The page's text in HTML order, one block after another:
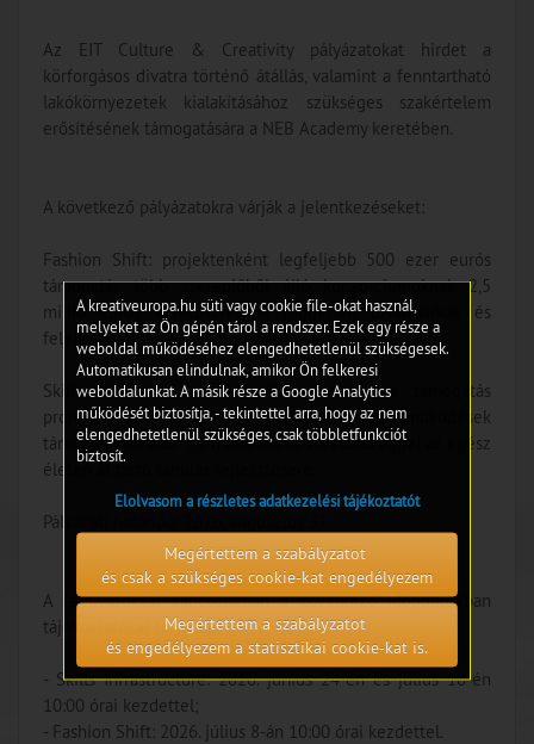
Az EIT Culture & Creativity pályázatokat hirdet a
körforgásos divatra történő átállás, valamint a fenntartható
lakókörnyezetek kialakításához szükséges szakértelem
erősítésének támogatására a NEB Academy keretében.
A következő pályázatokra várják a jelentkezéseket:
Fashion Shift: projektenként legfeljebb 500 ezer eurós
támogatás több szereplőből álló konzorciumoknak 2,5
millió eurós keretösszeggel független divatmárkák és
felelősségteljes üzleti modellek fejlesztésére;
Skills Infrastructure: akár 600 ezer eurós támogatás
projektenként régiókon átívelő együttműködések
támogatására akár 3,5 millió eurós keretösszeggel az egész
életen át tartó tanulás fejlesztésére.
Pályázati határidő: 2026. augusztus 31.
A felhívásokkal kapcsolatban a következő időpontokban
tájékoztatókat tartanak:
- Skills Infrastructure: 2026. június 24-én és július 10-én
10:00 órai kezdettel;
- Fashion Shift: 2026. július 8-án 10:00 órai kezdettel.
A kreativeuropa.hu süti vagy cookie file-okat használ,
melyeket az Ön gépén tárol a rendszer. Ezek egy része a
weboldal működéséhez elengedhetetlenül szükségesek.
Automatikusan elindulnak, amikor Ön felkeresi
weboldalunkat. A másik része a Google Analytics
működését biztosítja, - tekintettel arra, hogy az nem
elengedhetetlenül szükséges, csak többletfunkciót
biztosít.
Elolvasom a részletes adatkezelési tájékoztatót
Megértettem a szabályzatot
és csak a szükséges cookie-kat engedélyezem
Megértettem a szabályzatot
és engedélyezem a statisztikai cookie-kat is.